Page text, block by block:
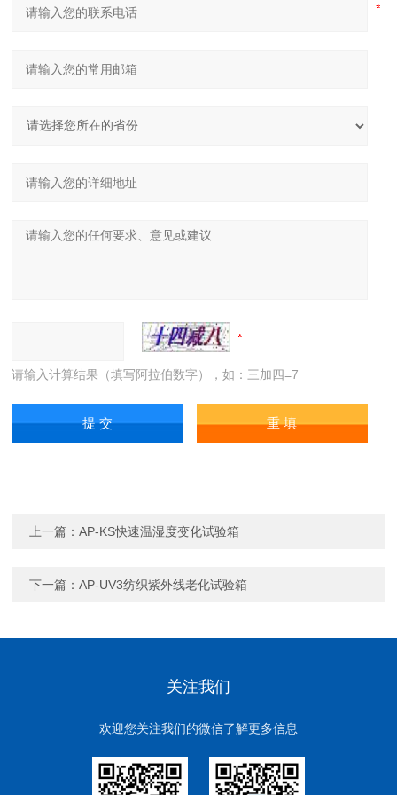
请输入计算结果（填写阿拉伯数字），如：三加四=7
上一篇：AP-KS快速温湿度变化试验箱
下一篇：AP-UV3纺织紫外线老化试验箱
关注我们
欢迎您关注我们的微信了解更多信息